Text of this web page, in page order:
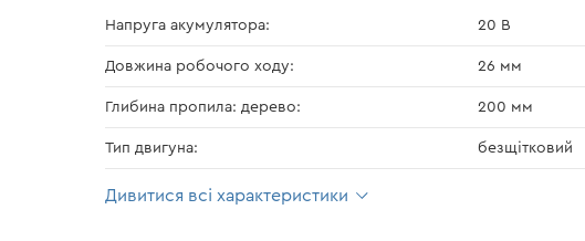
Напруга акумулятора: 20 В
Довжина робочого ходу: 26 мм
Глибина пропила: дерево: 200 мм
Тип двигуна: безщітковий
Дивитися всі характеристики